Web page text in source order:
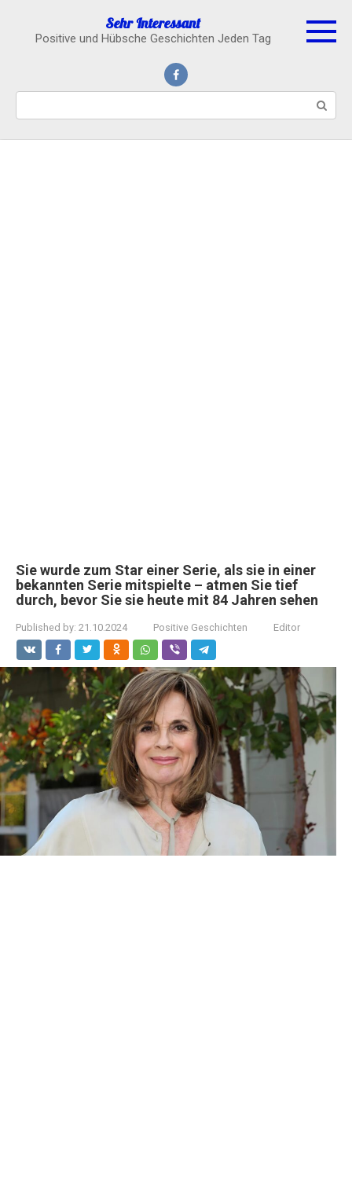
content
Sehr Interessant
Positive und Hübsche Geschichten Jeden Tag
Sie wurde zum Star einer Serie, als sie in einer
bekannten Serie mitspielte – atmen Sie tief
durch, bevor Sie sie heute mit 84 Jahren sehen
Published by: 21.10.2024 Positive Geschichten Editor